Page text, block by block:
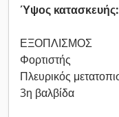
Ύψος κατασκευής:
ΕΞΟΠΛΙΣΜΟΣ
Φορτιστής
Πλευρικός
3η βαλβίδα